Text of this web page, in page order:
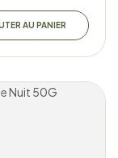
AU PANIER